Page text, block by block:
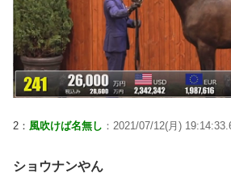
2： 風吹けば名無し ：2021/07/12(月)
ショウナンやん